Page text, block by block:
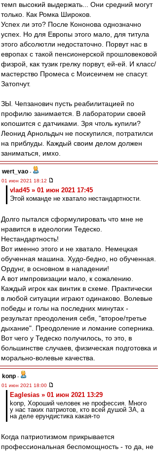
темп высокий выдержать... Они средний могут
только. Как Ромка Широков.
Успех ли это? После Кононова однозначно
успех. Но для Европы этого мало, для титула
этого абсолютли недостаточно. Порвут нас в
европах с такой пенсионерской прошловековой
физрой, как тузик грелку порвут, ей-ей. И класс/
мастерство Промеса с Моисеичем не спасут.
Затопчут.
ЗЫ. Чепзанович пусть реабилитацией по
профилю занимается. В лаборатории своей
копошится с датчиками. Зря чтоль купили?
Леонид Арнольдыч не поскупился, потратилси
на приблуды. Каждый своим делом должен
заниматься, имхо.
wert_vao -
01 июн 2021 18:12
vlad45 » 01 июн 2021 17:45
Этой команде не хватало нестандартности.
Долго пытался сформулировать что мне не
нравится в идеологии Тедеско.
Нестандартность!
Вот именно этого и не хватало. Немецкая
обученная машина. Худо-бедно, но обученная.
Ордунг, в основном в нападении!
А вот импровизации мало, к сожалению.
Каждый игрок как винтик в схеме. Практически
в любой ситуации играют одинаково. Волевые
победы и голы на последних минутах -
результат преодоления себя, "второе/третье
дыхание". Преодоление и ломание соперника.
Вот чего у Тедеско получилось, то это, в
большинстве случаев, физическая подготовка и
морально-волевые качества.
konp -
01 июн 2021 18:00
Eaglesias » 01 июн 2021 13:29
konp, Хороший человек не профессия. Много
у нас таких патриотов, кто всей душой ЗА, а
на деле ерундистика какая-то
Когда патриотизмом прикрывается
профессиональная беспомощность - то да, не